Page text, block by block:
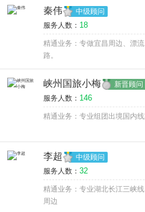
秦伟 中级顾问
服务人数： 18
精通业务：专做宜昌周边、漂
路。
峡州国旅小梅 新晋顾问
服务人数： 146
精通业务：专业组团出境国内
李超 中级顾问
服务人数： 32
精通业务：专业湖北长江三峡
周边